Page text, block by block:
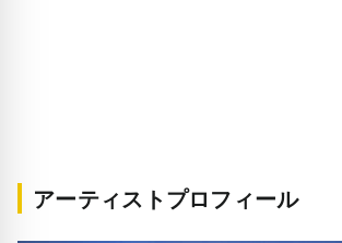
アーティストプロフィール